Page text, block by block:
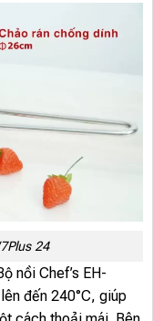
24
nồi Chef’s EH-
đến 240°C, giúp